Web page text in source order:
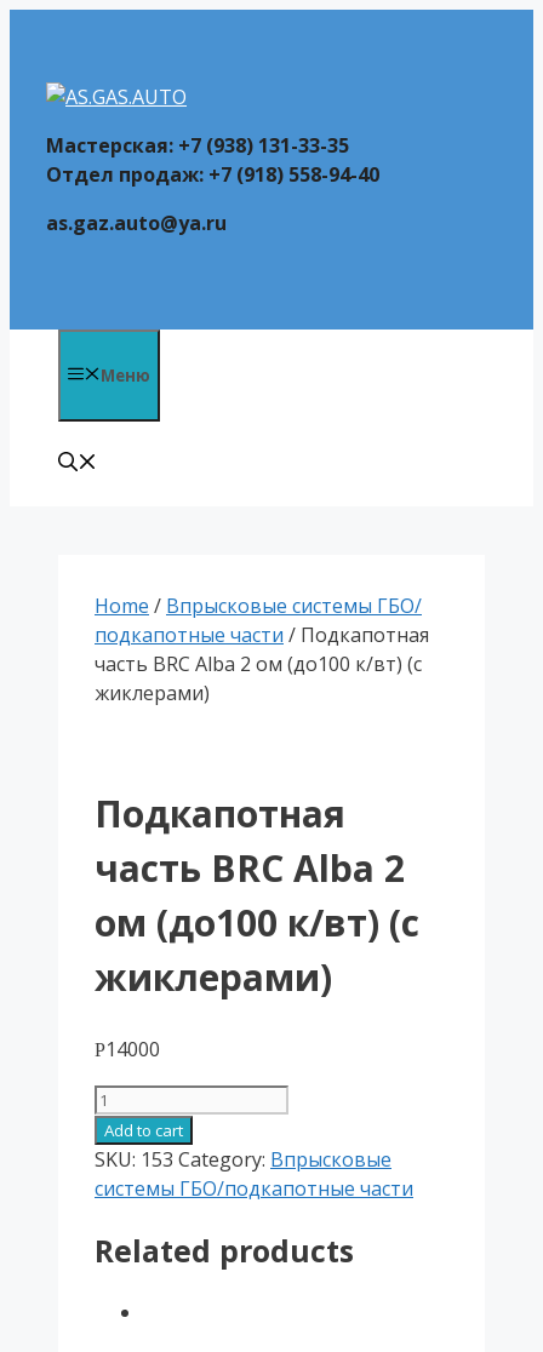
содержимому
Мастерская: +7 (938) 131-33-35
Отдел продаж: +7 (918) 558-94-40
as.gaz.auto@ya.ru
Меню
Home / Впрысковые системы ГБО/
подкапотные части / Подкапотная
часть BRC Alba 2 ом (до100 к/вт) (с
жиклерами)
Подкапотная
часть BRC Alba 2
ом (до100 к/вт) (с
жиклерами)
Р14000
Подкапотная
часть
BRC
Alba
ом
Add to cart
SKU: 153 Category: Впрысковые
системы ГБО/подкапотные части
Related products